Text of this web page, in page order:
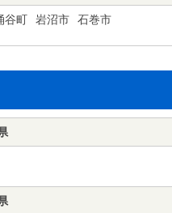
谷町 岩沼市 石巻市